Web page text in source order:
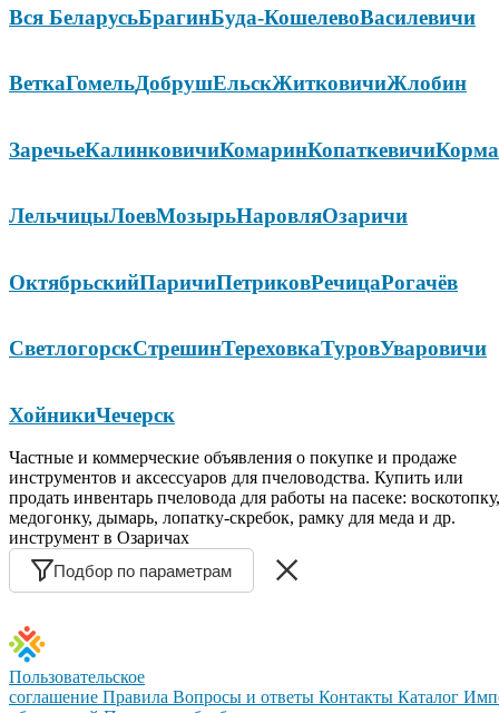
Вся БеларусьБрагинБуда-КошелевоВасилевичи
ВеткаГомельДобрушЕльскЖитковичиЖлобин
ЗаречьеКалинковичиКомаринКопаткевичиКорма
ЛельчицыЛоевМозырьНаровляОзаричи
ОктябрьскийПаричиПетриковРечицаРогачёв
СветлогорскСтрешинТереховкаТуровУваровичи
ХойникиЧечерск
Частные и коммерческие объявления о покупке и продаже
инструментов и аксессуаров для пчеловодства. Купить или
продать инвентарь пчеловода для работы на пасеке: воскотопку,
медогонку, дымарь, лопатку-скребок, рамку для меда и др.
инструмент в Озаричах
Подбор по параметрам
Пользовательское
соглашение Правила Вопросы и ответы Контакты Каталог